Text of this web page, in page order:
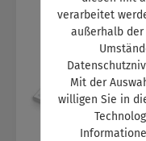
verarbeitet
außerhalb der
Mit der
willigen Sie in